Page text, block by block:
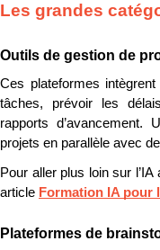
Les grandes
Outils de gestion de
Ces plateformes
tâches, prévoir les
rapports d’avancement.
projets en parallèle avec
Pour aller plus loin sur
article Formation IA pour
Plateformes de